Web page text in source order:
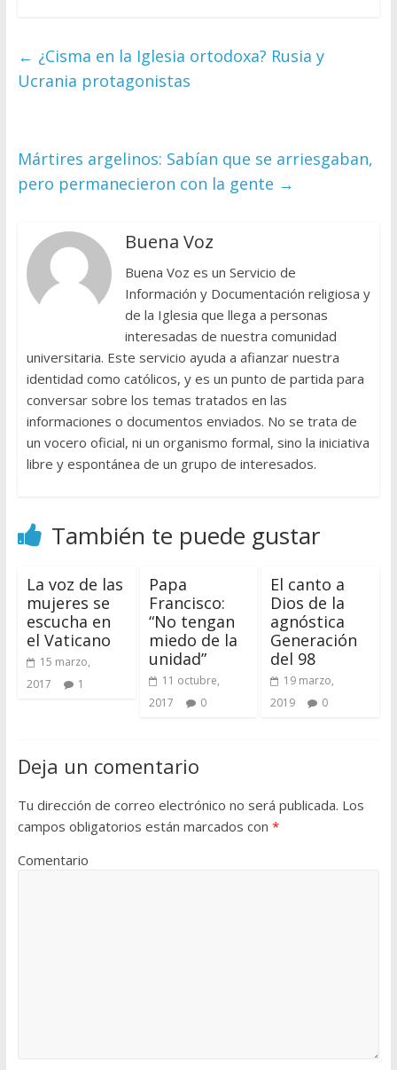
← ¿Cisma en la Iglesia ortodoxa? Rusia y
Ucrania protagonistas
Mártires argelinos: Sabían que se arriesgaban,
pero permanecieron con la gente →
Buena Voz
Buena Voz es un Servicio de
Información y Documentación religiosa y
de la Iglesia que llega a personas
interesadas de nuestra comunidad
universitaria. Este servicio ayuda a afianzar nuestra
identidad como católicos, y es un punto de partida para
conversar sobre los temas tratados en las
informaciones o documentos enviados. No se trata de
un vocero oficial, ni un organismo formal, sino la iniciativa
libre y espontánea de un grupo de interesados.
También te puede gustar
La voz de las
mujeres se
escucha en
el Vaticano
15 marzo,
2017
1
Papa
Francisco:
“No tengan
miedo de la
unidad”
11 octubre,
2017
0
El canto a
Dios de la
agnóstica
Generación
del 98
19 marzo,
2019
0
Deja un comentario
Tu dirección de correo electrónico no será publicada. Los
campos obligatorios están marcados con *
Comentario